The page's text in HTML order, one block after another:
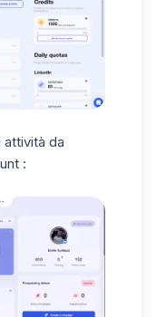
attività da
: